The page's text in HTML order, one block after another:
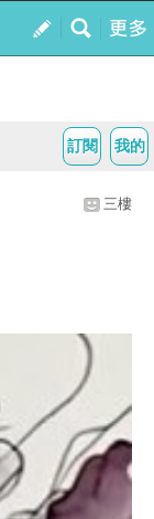
我的
訂閱
三樓